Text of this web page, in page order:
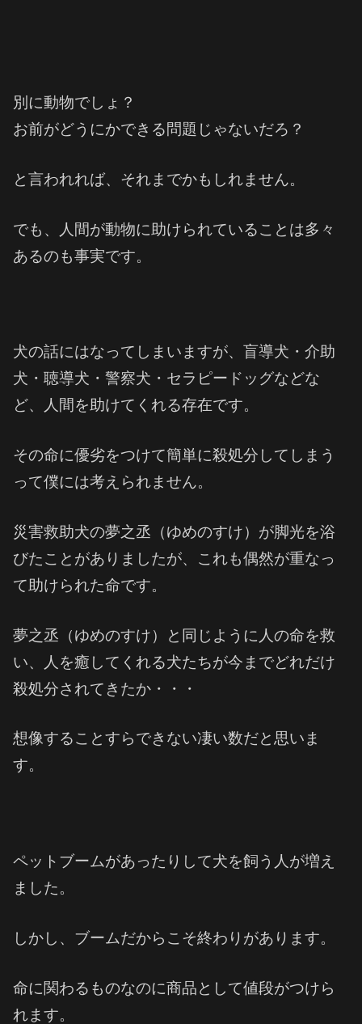
別に動物でしょ？
お前がどうにかできる問題じゃないだろ？
と言われれば、それまでかもしれません。
でも、人間が動物に助けられていることは多々
あるのも事実です。
犬の話にはなってしまいますが、盲導犬・介助
犬・聴導犬・警察犬・セラピードッグなどな
ど、人間を助けてくれる存在です。
その命に優劣をつけて簡単に殺処分してしまう
って僕には考えられません。
災害救助犬の夢之丞（ゆめのすけ）が脚光を浴
びたことがありましたが、これも偶然が重なっ
て助けられた命です。
夢之丞（ゆめのすけ）と同じように人の命を救
い、人を癒してくれる犬たちが今までどれだけ
殺処分されてきたか・・・
想像することすらできない凄い数だと思いま
す。
ペットブームがあったりして犬を飼う人が増え
ました。
しかし、ブームだからこそ終わりがあります。
命に関わるものなのに商品として値段がつけら
れます。